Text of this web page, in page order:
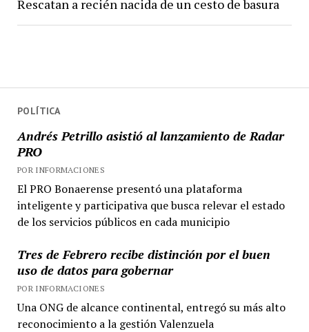
POLÍTICA
Andrés Petrillo asistió al lanzamiento de Radar
PRO
POR INFORMACIONES
El PRO Bonaerense presentó una plataforma
inteligente y participativa que busca relevar el estado
de los servicios públicos en cada municipio
Tres de Febrero recibe distinción por el buen
uso de datos para gobernar
POR INFORMACIONES
Una ONG de alcance continental, entregó su más alto
reconocimiento a la gestión Valenzuela
Rescatan a recién nacida de un cesto de basura